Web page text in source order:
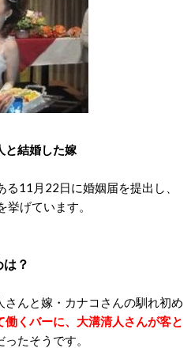
と結婚した嫁
る11月22日に婚姻届を提出し、
げています。
？
さんと嫁・カナコさんの馴れ初め
働くバーに、大溝清人さんが客と
たそうです。